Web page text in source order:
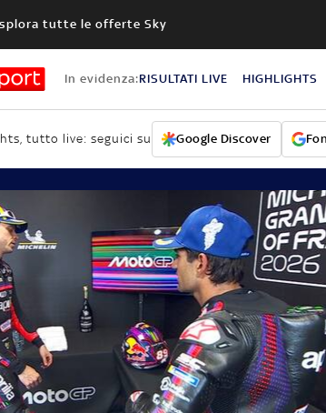
tutte le offerte Sky
In evidenza:RISULTATI LIVE HIGHLIGHTS
tutto live: seguici su Google Discover